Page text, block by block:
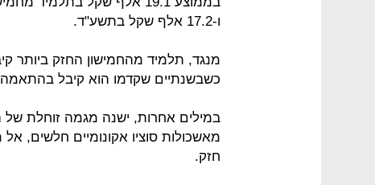
ו-17.2 אלף שקל בתשע"ד.
כשבשנתיים שקדמו הוא קיבל בהתאמה 15.1 אלף שקל ו-15.6 אלף שקל.
במילים אחרות, ישנה מגמה זוחלת
מאשכולות סוציו אקונומיים חלשים,
חזק.